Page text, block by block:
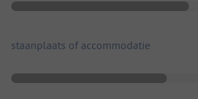
staanplaats of accommodatie